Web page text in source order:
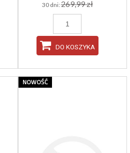
30 dni:269,99 zł
DO KOSZYKA
NOWOŚĆ